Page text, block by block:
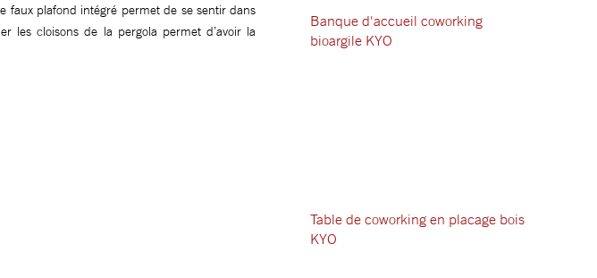
faux plafond intégré permet de se sentir dans
les cloisons de la pergola permet d’avoir la
Banque d'accueil coworking
bioargile KYO
Table de coworking en placage bois
KYO